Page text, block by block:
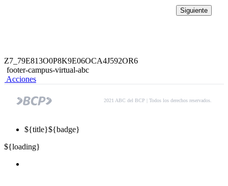
Siguiente
Z7_79E813O0P8K9E06OCA4J592OR6
footer-campus-virtual-abc
Acciones
2021 ABC del BCP | Todos los derechos reservados.
${title}${badge}
${loading}